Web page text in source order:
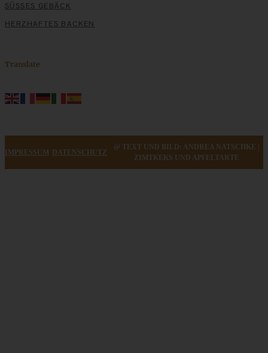
SÜSSES GEBÄCK
HERZHAFTES BACKEN
Translate
IMPRESSUM DATENSCHUTZ
@ TEXT UND BILD: ANDREA NATSCHKE |
ZIMTKEKS UND APFELTARTE